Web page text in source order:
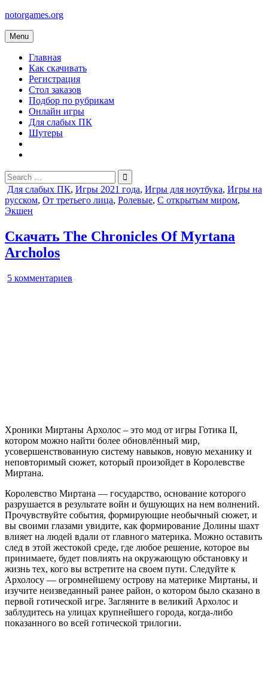
Skip
content
notorgames.org
Menu
Главная
Как скачивать
Регистрация
Стол заказов
Подбор по рубрикам
Онлайн игры
Для слабых ПК
Шутеры
Search
for:
Posted
in
Для слабых ПК, Игры 2021 года, Игры для ноутбука, Игры на
русском, От третьего лица, Ролевые, С открытым миром,
Экшен
Скачать The Chronicles Of Myrtana
Archolos
5 комментариев
Хроники Миртаны Архолос – это мод от игры Готика II,
котором можно найти более обновлённый мир,
усовершенствованную систему навыков, новую механику и
неповторимый сюжет, который произойдет в Королевстве
Миртана.
Королевство Миртана — государство, основание которого
разрушается в результате войн и бушующих на нем волнений.
Прочувствуйте события, формирующие необычный сюжет, и
вы своими глазами увидите, как формирование Долины шахт
влияет на людей вдали от главного материка. Можно оставить
след в этой жестокой среде, где любое решение, которое вы
принимаете, будет повлиять на окружающую обстановку и
жизнь тех, кого вы встретите на своем пути. Следуйте к
Архолосу — огромнейшему острову на материке Миртаны, и
изучите неизведанный ранее район, о котором было сказано в
первой готической игре. Загляните в великий Архолос и
заблудитесь на улицах крупнейшего города, когда-либо
показанного во всей готической трилогии.